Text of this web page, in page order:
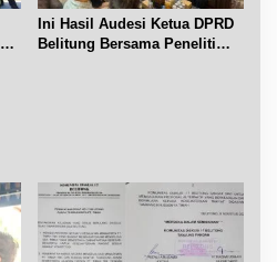
Ini Hasil Audesi Ketua DPRD
Belitung Bersama Peneliti